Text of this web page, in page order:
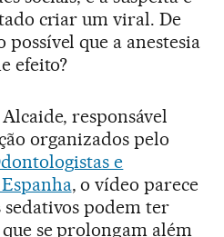
criar um viral. De
que a anestesia
efeito?
responsável
organizados pelo
e
, o vídeo parece
sedativos podem ter
se prolongam além